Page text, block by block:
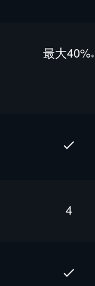
最⼤40%※
4